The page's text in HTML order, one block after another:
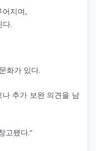
지며,
다.
화가 있다.
추가 보완 의견을 남
고됐다.”